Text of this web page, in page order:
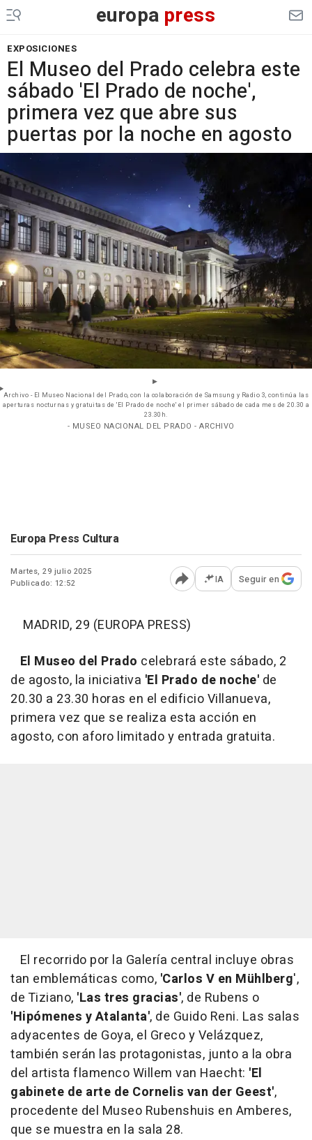
europa press
EXPOSICIONES
El Museo del Prado celebra este
sábado 'El Prado de noche',
primera vez que abre sus
puertas por la noche en agosto
Archivo - El Museo Nacional del Prado, con la colaboración de Samsung y Radio 3, continúa las
aperturas nocturnas y gratuitas de 'El Prado de noche' el primer sábado de cada mes de 20.30 a
23.30h.
- MUSEO NACIONAL DEL PRADO - ARCHIVO
Europa Press Cultura
Martes, 29 julio 2025
Publicado: 12:52
Abrir opciones para
IA Seguir en
MADRID, 29 (EUROPA PRESS)
El Museo del Prado celebrará este sábado, 2
de agosto, la iniciativa 'El Prado de noche' de
20.30 a 23.30 horas en el edificio Villanueva,
primera vez que se realiza esta acción en
agosto, con aforo limitado y entrada gratuita.
El recorrido por la Galería central incluye obras
tan emblemáticas como, 'Carlos V en Mühlberg',
de Tiziano, 'Las tres gracias', de Rubens o
'Hipómenes y Atalanta', de Guido Reni. Las salas
adyacentes de Goya, el Greco y Velázquez,
también serán las protagonistas, junto a la obra
del artista flamenco Willem van Haecht: 'El
gabinete de arte de Cornelis van der Geest',
procedente del Museo Rubenshuis en Amberes,
que se muestra en la sala 28.